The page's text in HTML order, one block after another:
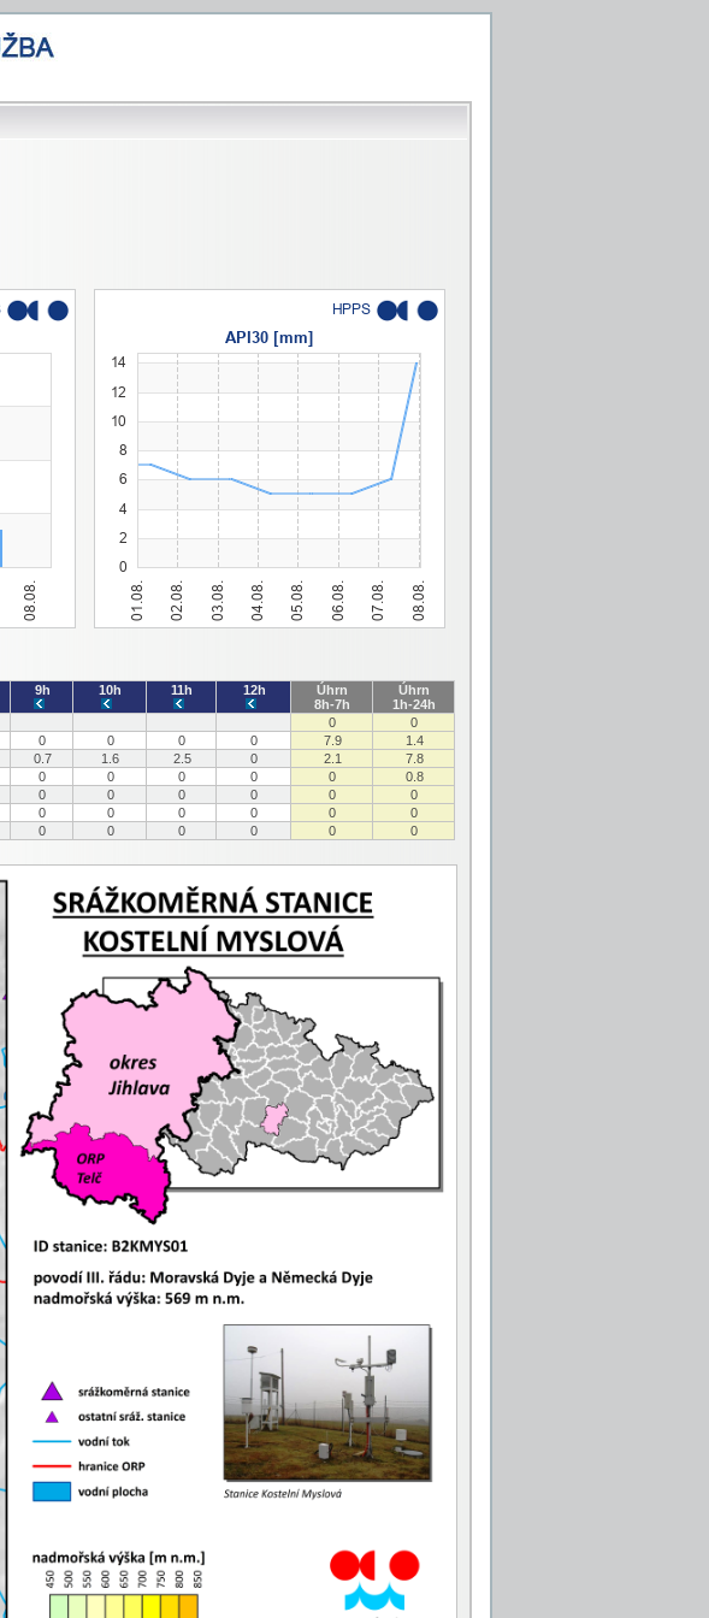
9h 10h 11h 12h
Úhrn
8h-7h
Úhrn
1h-24h
0
0
0 0 0 0 7.9
1.4
0.7 1.6 2.5 0 2.1
7.8
0 0 0 0 0
0.8
0 0 0 0 0
0
0 0 0 0 0
0
0 0 0 0 0 0